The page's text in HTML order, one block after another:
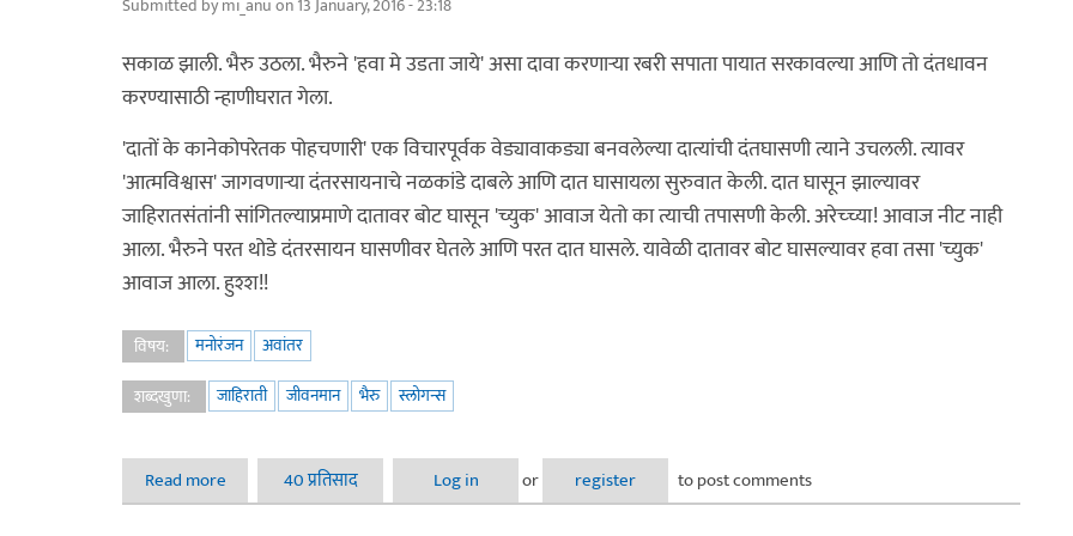
Submitted bymi_anuon 13 January, 2016 - 23:18
सकाळ झाली. भैरु उठला. भैरुने 'हवा मे उडता जाये' असा दावा करणार्‍या रबरी सपाता पायात सरकावल्या आणि तो दंतधावन
करण्यासाठी न्हाणीघरात गेला.
'दातों के कानेकोपरेतक पोहचणारी' एक विचारपूर्वक वेड्यावाकड्या बनवलेल्या दात्यांची दंतघासणी त्याने उचलली. त्यावर
'आत्मविश्वास' जागवणार्‍या दंतरसायनाचे नळकांडे दाबले आणि दात घासायला सुरुवात केली. दात घासून झाल्यावर
जाहिरातसंतांनी सांगितल्याप्रमाणे दातावर बोट घासून 'च्युक' आवाज येतो का त्याची तपासणी केली. अरेच्च्या! आवाज नीट नाही
आला. भैरुने परत थोडे दंतरसायन घासणीवर घेतले आणि परत दात घासले. यावेळी दातावर बोट घासल्यावर हवा तसा 'च्युक'
आवाज आला. हुश्श!!
विषय: मनोरंजन
अवांतर
शब्दखुणा:
जाहिराती जीवनमान भैरु स्लोगन्स
Read more about जाहिरातमय जीवन
40 प्रतिसाद Log in or register to post comments